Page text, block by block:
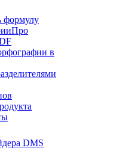
формулу
в
DMS